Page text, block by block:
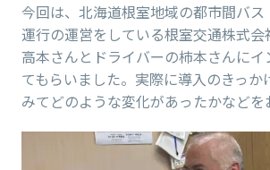
今回は、北海道根室地域の都市間バス
運行の運営をしている根室交通株式
高本さんとドライバーの柿本さんに
てもらいました。実際に導入のきっか
みてどのような変化があったかなどを